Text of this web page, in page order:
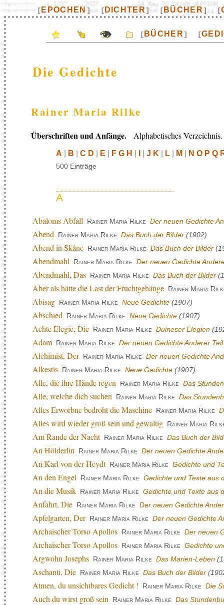
[ EPOCHEN ] [ DICHTER] [ BÜCHER] [
[ BÜCHER] [
Die Gedichte
Rainer Maria Rilke
Überschriften und Anfänge. Alphabetisches Verzeichnis.
A B C D E F G H J K L M N O P Q
500 Einträge
A
Abaloms Abfall Rainer Maria Rilke Der neuen Gedichte
Abend Rainer Maria Rilke Das Buch der Bilder (1902)
Abend in Skåne Rainer Maria Rilke Das Buch der Bilder
Abendmahl Rainer Maria Rilke Der neuen Gedichte
Abendmahl, Das Rainer Maria Rilke Das Buch der Bilder
Aber als hätte die Last der Fruchtgehänge Rainer Maria
Abisag Rainer Maria Rilke Neue Gedichte (1907)
Abschied Rainer Maria Rilke Neue Gedichte (1907)
Achte Elegie, Die Rainer Maria Rilke Duineser Elegien
Adam Rainer Maria Rilke Der neuen Gedichte Anderer Teil
Alchimist, Der Rainer Maria Rilke Der neuen Gedichte
Alkestis Rainer Maria Rilke Neue Gedichte (1907)
Alle, die ihre Hände regen Rainer Maria Rilke Das
Alle, welche dich suchen Rainer Maria Rilke Das
Alles Erworbne bedroht die Maschine Rainer Maria Rilke
Alles wird wieder groß sein und gewaltig Rainer Maria
Am Rande der Nacht Rainer Maria Rilke Das Buch der
An Hölderlin Rainer Maria Rilke Der neuen Gedichte
An Karl von der Heydt Rainer Maria Rilke Gedichte und
An den Engel Rainer Maria Rilke Gedichte und Texte aus
An die Musik Rainer Maria Rilke Gedichte und Texte aus
Anfahrt, Die Rainer Maria Rilke Der neuen Gedichte
Apfelgarten, Der Rainer Maria Rilke Der neuen Gedichte
Archaischer Torso Apollos Rainer Maria Rilke Der neuen
Archaïscher Torso Apollos Rainer Maria Rilke Gedichte
Argwohn Josephs Rainer Maria Rilke Das Marien-Leben
Aschanti, Die Rainer Maria Rilke Das Buch der Bilder
Atmen, du unsichtbares Gedicht ! Rainer Maria Rilke Die
Auch du wirst groß sein Rainer Maria Rilke Das